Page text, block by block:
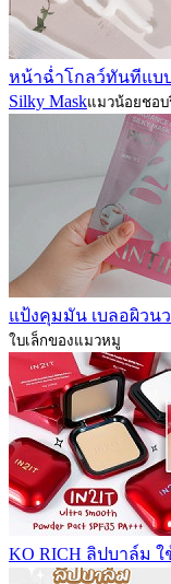
หน้าฉ่ำโกลว์ทันทีแบบ
Silky Maskแมวน้อยชอบ
แป้งคุมมัน เบลอผิวนว
ใบเล็กของแมวหมู
KO RICH ลิปบาล์ม ใ